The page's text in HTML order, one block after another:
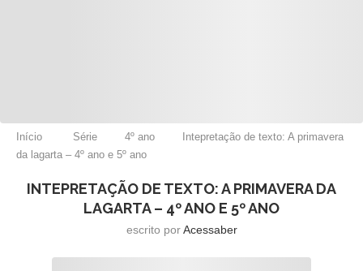
Início Série 4º ano
Intepretação de texto: A primavera
da lagarta – 4º ano e 5º ano
INTEPRETAÇÃO DE TEXTO: A PRIMAVERA DA
LAGARTA – 4º ANO E 5º ANO
escrito porAcessaber